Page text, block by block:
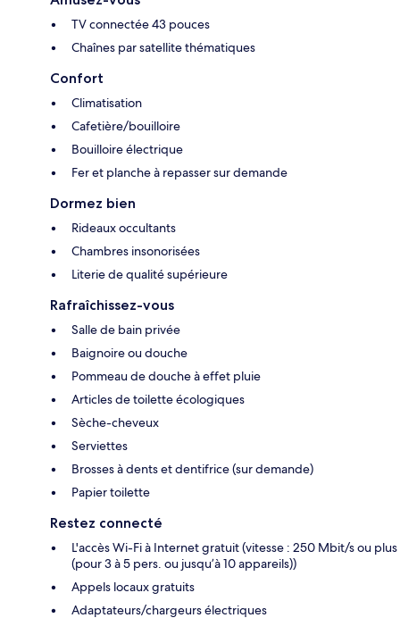
TV connectée 43 pouces
Chaînes par satellite thématiques
Confort
Climatisation
Cafetière/bouilloire
Bouilloire électrique
Fer et planche à repasser sur demande
Dormez bien
Rideaux occultants
Chambres insonorisées
Literie de qualité supérieure
Rafraîchissez-vous
Salle de bain privée
Baignoire ou douche
Pommeau de douche à effet pluie
Articles de toilette écologiques
Sèche-cheveux
Serviettes
Brosses à dents et dentifrice (sur demande)
Papier toilette
Restez connecté
L'accès Wi-Fi à Internet gratuit (vitesse : 250 Mbit/s ou plus
(pour 3 à 5 pers. ou jusqu’à 10 appareils))
Appels locaux gratuits
Adaptateurs/chargeurs électriques